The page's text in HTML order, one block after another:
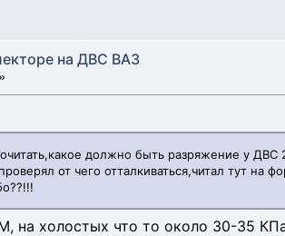
на ДВС ВАЗ
должно быть разряжение у ДВС
от чего отталкиваться,читал тут на
на холостых что то около 30-35